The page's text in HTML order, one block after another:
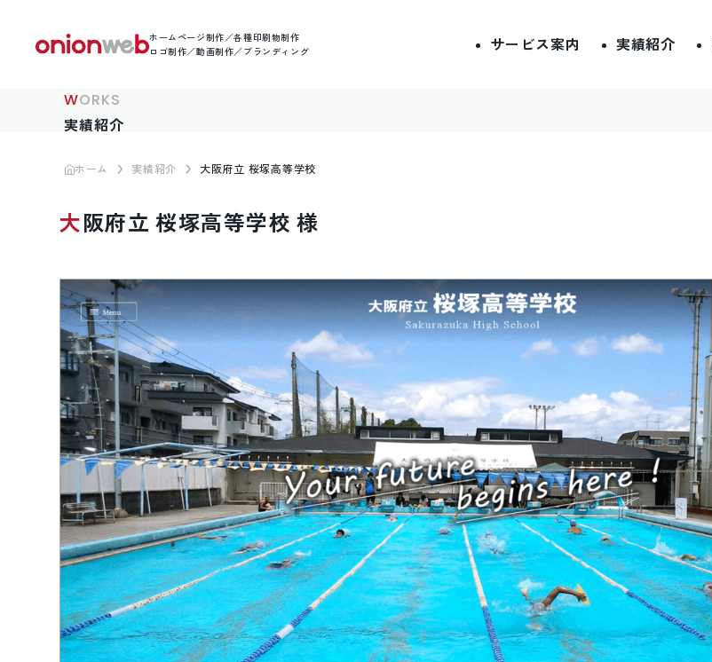
ホームページ制作／各種印刷物制作
ロゴ制作／動画制作／ブランディング
サービス案内 実績紹介
WORKS
実績紹介
ホーム 実績紹介 大阪府立 桜塚高等学校
大阪府立 桜塚高等学校 様